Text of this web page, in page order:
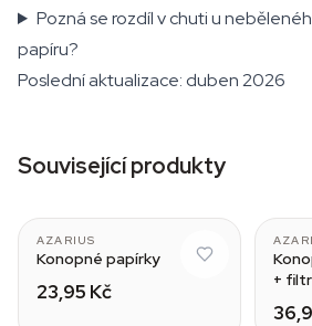
Pozná se rozdíl v chuti u
papíru?
Poslední aktualizace: duben 2026
Související produkty
AZARIUS
Konopné papírky
23,95 Kč
+